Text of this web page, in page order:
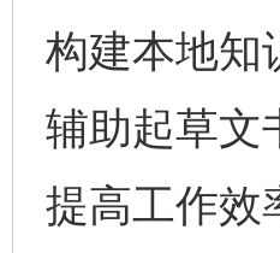
构建本地知
辅助起草文
提高工作效